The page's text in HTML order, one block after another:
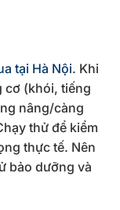
tại Hà Nội. Khi
cơ (khói, tiếng
nâng/càng
thử để kiểm
thực tế. Nên
bảo dưỡng và